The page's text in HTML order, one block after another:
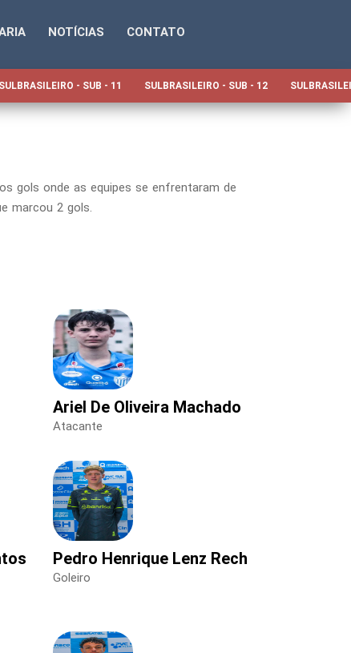
NOTÍCIAS CONTATO
SULBRASILEIRO - SUB - 11 SULBRASILEIRO - SUB - 12
gols onde as equipes se enfrentaram de
marcou 2 gols.
Ariel De Oliveira Machado
Atacante
Pedro Henrique Lenz Rech
Goleiro